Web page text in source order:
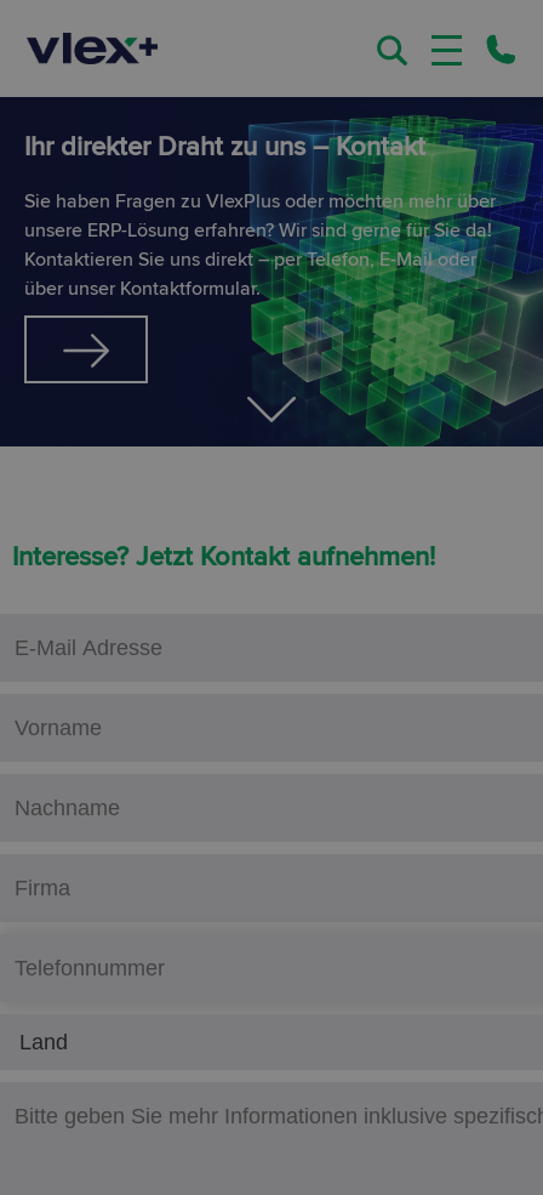
Ihr direkter Draht zu uns – Kontakt
Sie haben Fragen zu VlexPlus oder möchten mehr über
unsere ERP-Lösung erfahren? Wir sind gerne für Sie da!
Kontaktieren Sie uns direkt – per Telefon, E-Mail oder
über unser Kontaktformular.
Interesse? Jetzt Kontakt aufnehmen!